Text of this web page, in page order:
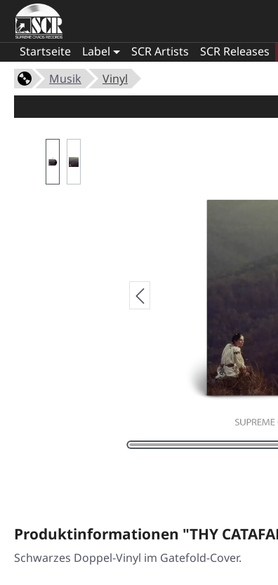
Startseite Label SCR Artists SCR Releases
Musik
Vinyl
Produktinformationen "THY
Schwarzes Doppel-Vinyl im Gatefold-Cover.